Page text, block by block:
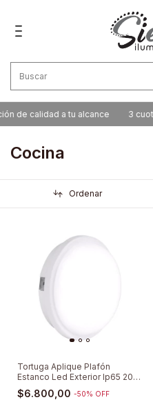
a tu alcance 3 cuotas sin
Cocina
Ordenar
Tortuga Aplique Plafón
Estanco Led Exterior Ip65 20w
Lumenac
$6.800,00 -50% OFF